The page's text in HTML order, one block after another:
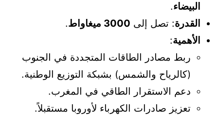
البيضاء.
القدرة: تصل إلى 3000 ميغاواط
.
الأهمية:
ربط مصادر الطاقات المتجددة في الجنوب
(كالرياح والشمس) بشبكة التوزيع الوطنية.
دعم الاستقرار الطاقي في المغرب.
تعزيز صادرات الكهرباء لأوروبا مستقبلاً.